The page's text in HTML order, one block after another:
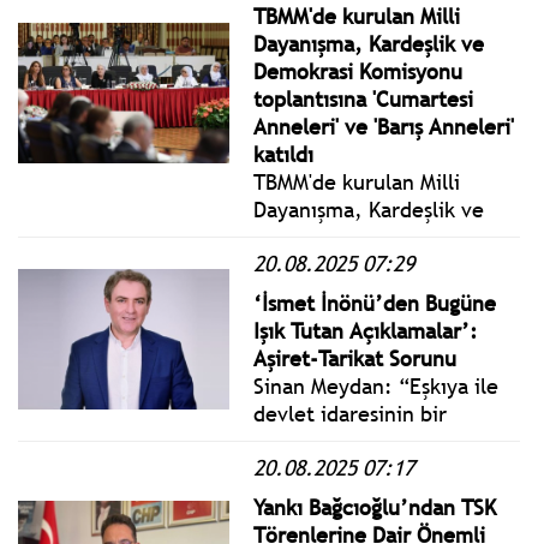
TBMM'de kurulan Milli
Dayanışma, Kardeşlik ve
Demokrasi Komisyonu
toplantısına 'Cumartesi
Anneleri' ve 'Barış Anneleri'
katıldı
TBMM'de kurulan Milli
Dayanışma, Kardeşlik ve
TBMM Başkanı Numan
Kurtulmuş başkanlığında
toplandı. TBMM Tören
Salonu'ndaki toplantıda,
"Cumartesi Anneleri" ve
"Barış Anneleri" hazır
bulundu.
20.08.2025 07:29
‘İsmet İnönü’den Bugüne
Işık Tutan Açıklamalar’:
Aşiret-Tarikat Sorunu
Sinan Meydan: “Eşkıya ile
devlet idaresinin bir
girmesi olmaz. Devlet
idaresinde böyle bir şeyi
benim aklım almaz.
20.08.2025 07:17
Yankı Bağcıoğlu’ndan TSK
Törenlerine Dair Önemli